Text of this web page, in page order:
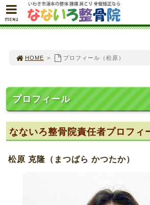
HOME > プロフィール（松原）
プロフィール
なないろ整骨院責任者プロフィ
松原 克隆（まつばら かつたか）
MENU